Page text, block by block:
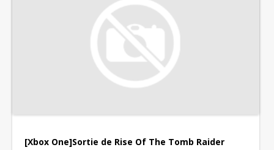
[Xbox One]Sortie de Rise Of The Tomb Raider